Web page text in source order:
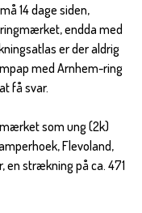
14 dage siden,
endda med
er der aldrig
med Arnhem-ring
få svar.
som ung (2k)
Flevoland,
en strækning på ca. 471